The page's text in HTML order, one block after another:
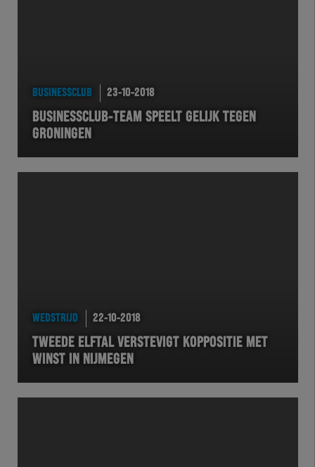
BUSINESSCLUB 23-10-2018
BUSINESSCLUB-TEAM SPEELT GELIJK TEGEN
GRONINGEN
WEDSTRIJD 22-10-2018
TWEEDE ELFTAL VERSTEVIGT KOPPOSITIE MET
WINST IN NIJMEGEN